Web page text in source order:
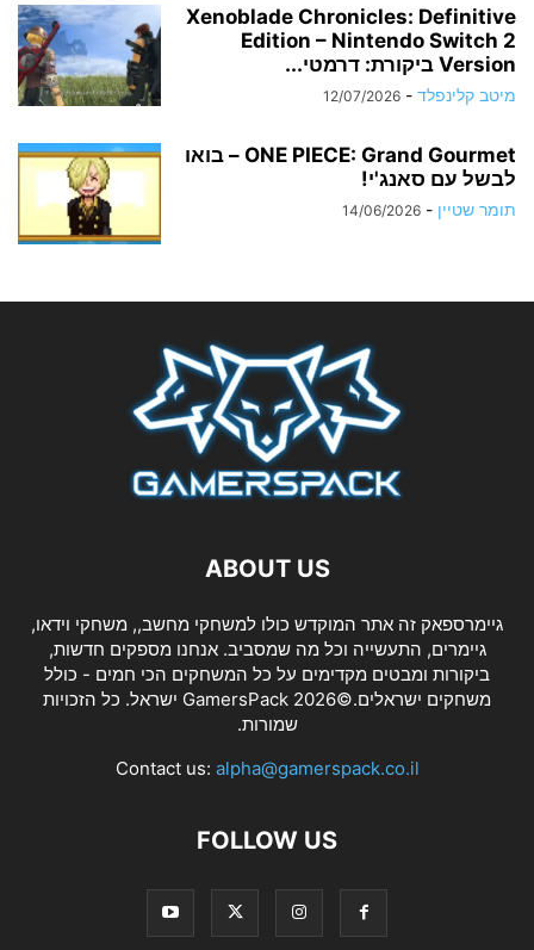
Xenoblade Chronicles: Definitive
Edition – Nintendo Switch 2
Version ביקורת: דרמטי...
מיטב קלינפלד -
12/07/2026
ONE PIECE: Grand Gourmet – בואו
לבשל עם סאנג'י!
תומר שטיין -
14/06/2026
ABOUT US
גיימרספאק זה אתר המוקדש כולו למשחקי מחשב,, משחקי וידאו,
גיימרים, התעשייה וכל מה שמסביב. אנחנו מספקים חדשות,
ביקורות ומבטים מקדימים על כל המשחקים הכי חמים - כולל
משחקים ישראלים.©2026 GamersPack ישראל. כל הזכויות
שמורות.
Contact us: alpha@gamerspack.co.il
FOLLOW US